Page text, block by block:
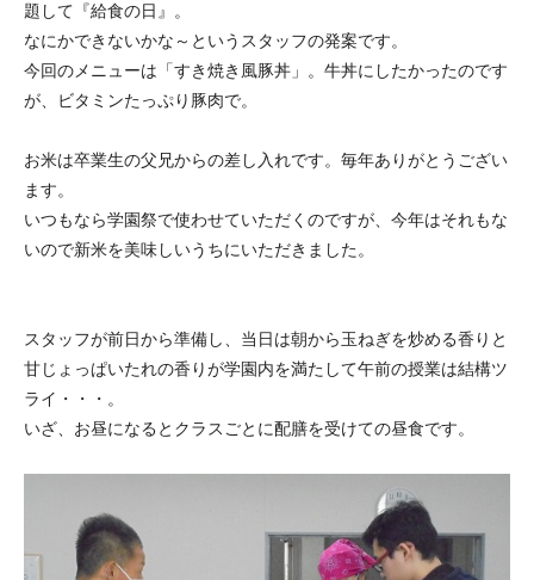
題して『給食の日』。
なにかできないかな～というスタッフの発案です。
今回のメニューは「すき焼き風豚丼」。牛丼にしたかったのです
が、ビタミンたっぷり豚肉で。
お米は卒業生の父兄からの差し入れです。毎年ありがとうござい
ます。
いつもなら学園祭で使わせていただくのですが、今年はそれもな
いので新米を美味しいうちにいただきました。
スタッフが前日から準備し、当日は朝から玉ねぎを炒める香りと
甘じょっぱいたれの香りが学園内を満たして午前の授業は結構ツ
ライ・・・。
いざ、お昼になるとクラスごとに配膳を受けての昼食です。